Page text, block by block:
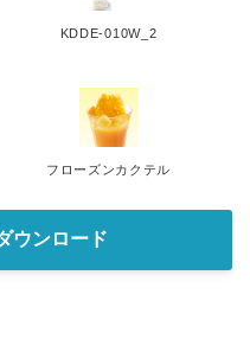
KDDE-010W_2
フローズンカクテル
ウンロード